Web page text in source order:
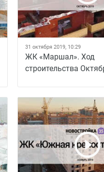
31 октября 2019, 10:29
ЖК «Маршал». Ход
строительства